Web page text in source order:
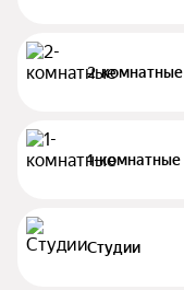
2-комнатные
1-комнатные
Студии